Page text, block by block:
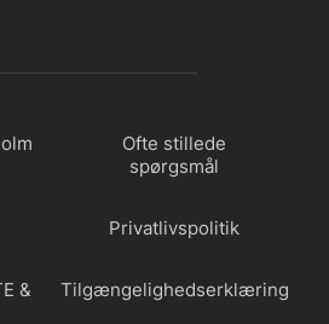
Ofte stillede
spørgsmål
Privatlivspolitik
&
Tilgængelighedserklæring